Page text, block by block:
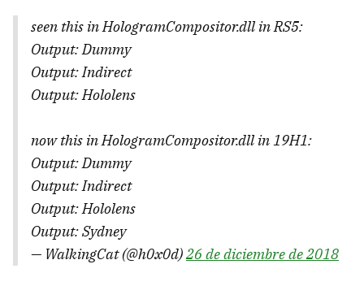
seen this in HologramCompositor.dll in RS5:
Output: Dummy
Output: Indirect
Output: Hololens
now this in HologramCompositor.dll in 19H1:
Output: Dummy
Output: Indirect
Output: Hololens
Output: Sydney
— WalkingCat (@h0x0d)26 de diciembre de 2018